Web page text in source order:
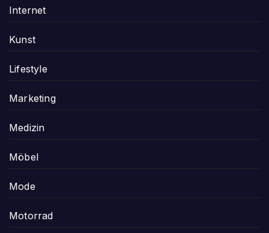
Internet
Kunst
Lifestyle
Marketing
Medizin
Möbel
Mode
Motorrad